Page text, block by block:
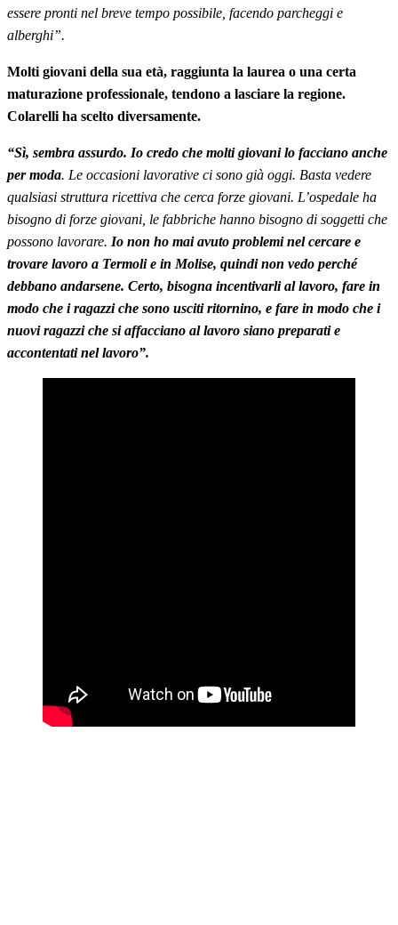
essere pronti nel breve tempo possibile, facendo parcheggi e
alberghi”.
Molti giovani della sua età, raggiunta la laurea o una certa
maturazione professionale, tendono a lasciare la regione.
Colarelli ha scelto diversamente.
“Sì, sembra assurdo. Io credo che molti giovani lo facciano anche
per moda. Le occasioni lavorative ci sono già oggi. Basta vedere
qualsiasi struttura ricettiva che cerca forze giovani. L’ospedale ha
bisogno di forze giovani, le fabbriche hanno bisogno di soggetti che
possono lavorare. Io non ho mai avuto problemi nel cercare e
trovare lavoro a Termoli e in Molise, quindi non vedo perché
debbano andarsene. Certo, bisogna incentivarli al lavoro, fare in
modo che i ragazzi che sono usciti ritornino, e fare in modo che i
nuovi ragazzi che si affacciano al lavoro siano preparati e
accontentati nel lavoro”.